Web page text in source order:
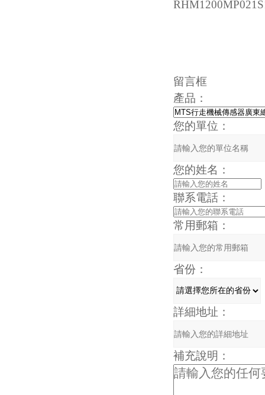
留言框
產品：
您的單位：
您的姓名：
聯系電話：
常用郵箱：
省份：
詳細地址：
補充說明：